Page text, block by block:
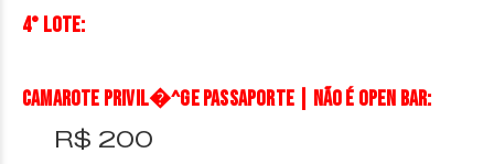
4° Lote:
CAMAROTE PRIVIL�^GE PASSAPORTE | Não é open bar:
R$ 200